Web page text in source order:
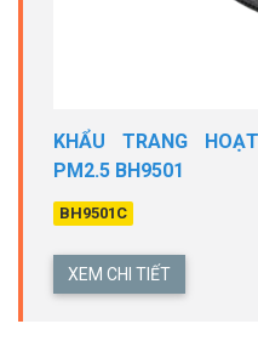
KHẨU TRANG
PM2.5 BH9501
BH9501C
XEM CHI TIẾT